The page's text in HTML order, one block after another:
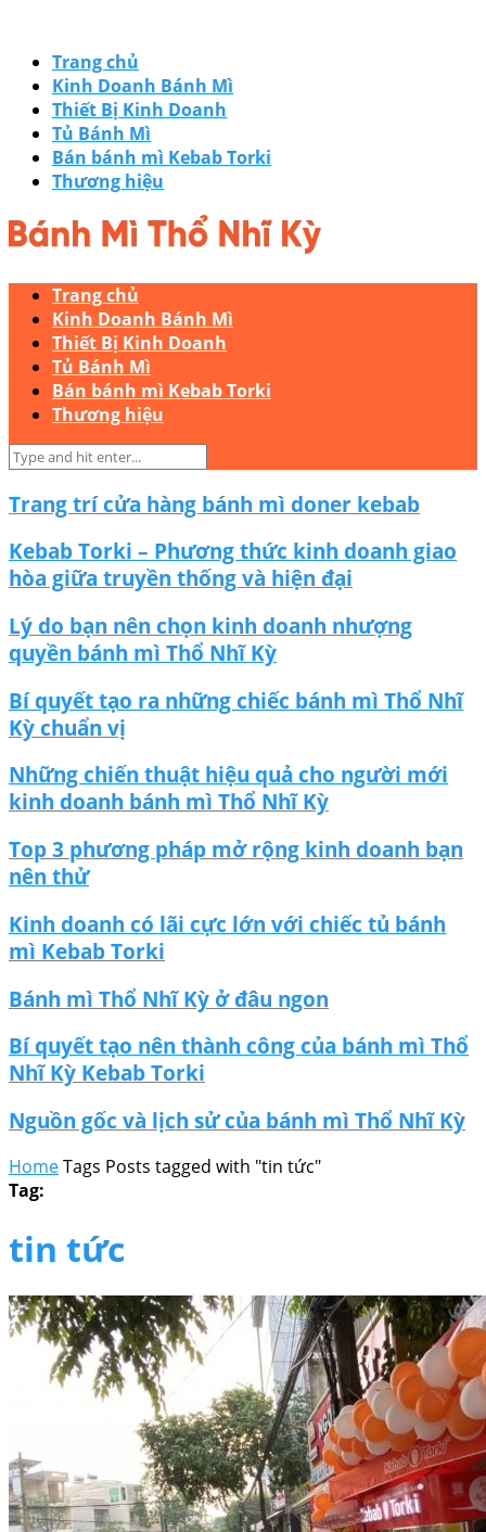
Trang chủ
Kinh Doanh Bánh Mì
Thiết Bị Kinh Doanh
Tủ Bánh Mì
Bán bánh mì Kebab Torki
Thương hiệu
Trang chủ
Kinh Doanh Bánh Mì
Thiết Bị Kinh Doanh
Tủ Bánh Mì
Bán bánh mì Kebab Torki
Thương hiệu
Trang trí cửa hàng bánh mì doner kebab
Kebab Torki – Phương thức kinh doanh giao
hòa giữa truyền thống và hiện đại
Lý do bạn nên chọn kinh doanh nhượng
quyền bánh mì Thổ Nhĩ Kỳ
Bí quyết tạo ra những chiếc bánh mì Thổ Nhĩ
Kỳ chuẩn vị
Những chiến thuật hiệu quả cho người mới
kinh doanh bánh mì Thổ Nhĩ Kỳ
Top 3 phương pháp mở rộng kinh doanh bạn
nên thử
Kinh doanh có lãi cực lớn với chiếc tủ bánh
mì Kebab Torki
Bánh mì Thổ Nhĩ Kỳ ở đâu ngon
Bí quyết tạo nên thành công của bánh mì Thổ
Nhĩ Kỳ Kebab Torki
Nguồn gốc và lịch sử của bánh mì Thổ Nhĩ Kỳ
HomeTags Posts tagged with "tin tức"
Tag:
tin tức